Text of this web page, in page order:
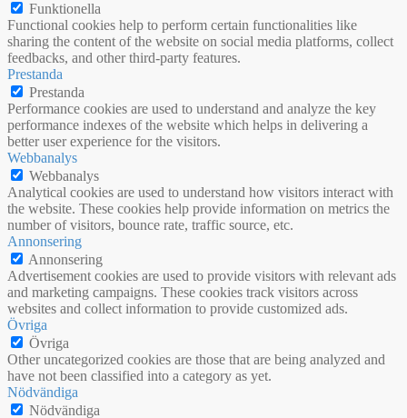
Funktionella
Functional cookies help to perform certain functionalities like
sharing the content of the website on social media platforms, collect
feedbacks, and other third-party features.
Prestanda
Prestanda
Performance cookies are used to understand and analyze the key
performance indexes of the website which helps in delivering a
better user experience for the visitors.
Webbanalys
Webbanalys
Analytical cookies are used to understand how visitors interact with
the website. These cookies help provide information on metrics the
number of visitors, bounce rate, traffic source, etc.
Annonsering
Annonsering
Advertisement cookies are used to provide visitors with relevant ads
and marketing campaigns. These cookies track visitors across
websites and collect information to provide customized ads.
Övriga
Övriga
Other uncategorized cookies are those that are being analyzed and
have not been classified into a category as yet.
Nödvändiga
Nödvändiga